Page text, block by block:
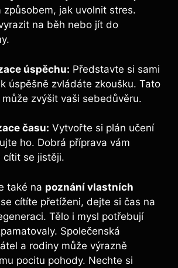
způsobem, jak uvolnit stres.
na běh nebo jít do
úspěchu: Představte si sami
úspěšně zvládáte zkoušku. Tato
zvýšit vaši sebedůvěru.
času: Vytvořte si plán učení
ho. Dobrá příprava vám
cítit se jistěji.
také na poznání vlastních
cítíte přetíženi, dejte si čas na
Tělo i mysl potřebují
Společenská
a rodiny může výrazně
pocitu pohody. Nechte si